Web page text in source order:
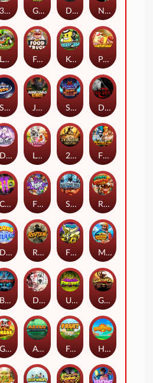
3 Cursed Chests™ Great Game Rockies Death Becomes You Nitro Nights
Le Prechaun Fred's Food Truck Keep 'em Piggy Cluster Hunt
Space Zoo Junkyard Kings Shadow Strike Dark Spiral
Dusk Princess Le Bunny 2 Wild 2 Die Fist Of Destruction
Chaos Crew 2 Fighter Pit Stormforged Rusty & Curly
Dorks of The Deep Rotten FRKN Bananas Marlin Master
Bloodthirst Densho Undead Fortune Gladiator Legends
Get The Cheese Aztec Twist Fruit Duel Hop'n'Pop